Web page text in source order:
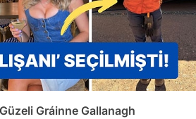
Gráinne Gallanagh